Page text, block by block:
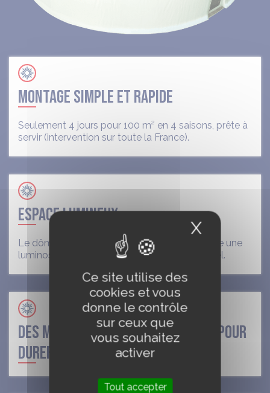
MONTAGE SIMPLE ET RAPIDE
Seulement 4 jours pour 100 m² en 4 saisons, prête à
servir (intervention sur toute la France).
ESPACE LUMINEUX
Le dôme transparent (jusqu’à 180 cm) apporte une
luminosité exceptionnelle et une vue sur le ciel.
DES MATÉRIAUX MODERNES CONÇUS POUR
DURER, SANS ENTRETIEN
Ce site utilise des
cookies et vous
donne le contrôle
sur ceux que
vous souhaitez
activer
Tout accepter
X